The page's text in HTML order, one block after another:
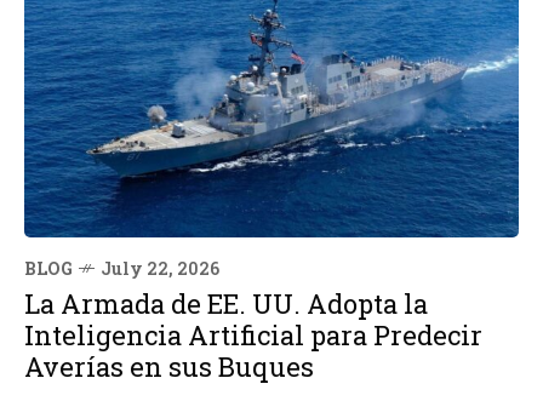
BLOG July 22, 2026
La Armada de EE. UU. Adopta la
Inteligencia Artificial para Predecir
Averías en sus Buques